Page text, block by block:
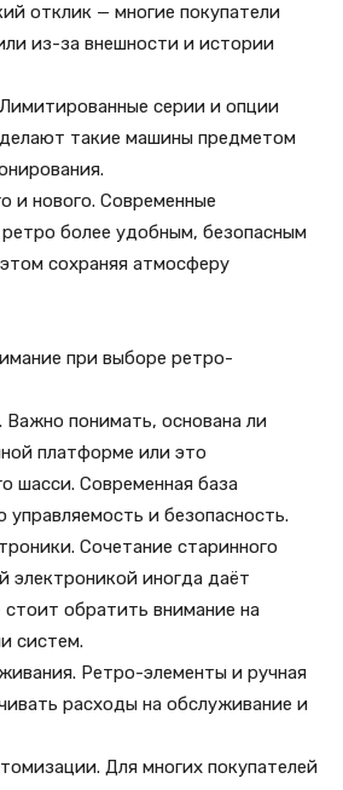
отклик — многие покупатели
из-за внешности и истории
серии и опции
такие машины предметом
и нового. Современные
более удобным, безопасным
сохраняя атмосферу
при выборе ретро-
Важно понимать, основана ли
платформе или это
шасси. Современная база
управляемость и безопасность.
Сочетание старинного
электроникой иногда даёт
обратить внимание на
систем.
Ретро-элементы и ручная
расходы на обслуживание и
Для многих покупателей